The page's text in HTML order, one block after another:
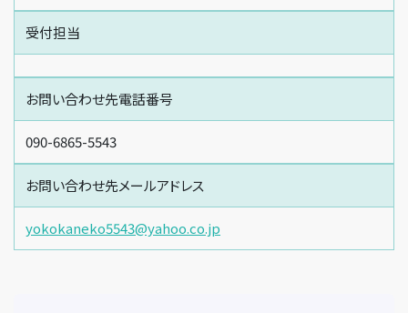
受付担当
お問い合わせ先電話番号
090-6865-5543
お問い合わせ先メールアドレス
yokokaneko5543@yahoo.co.jp